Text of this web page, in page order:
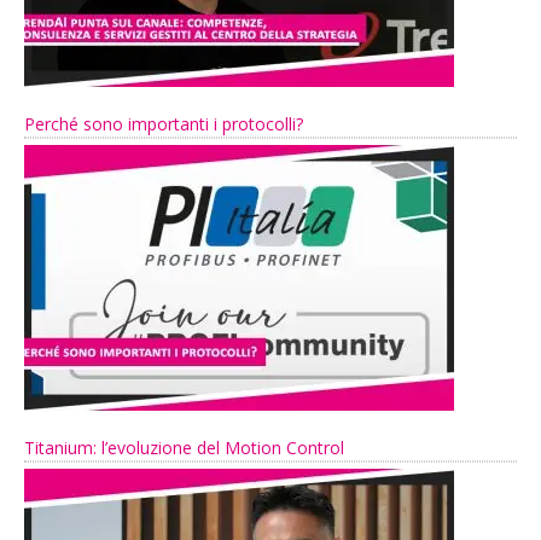
Perché sono importanti i protocolli?
Titanium: l’evoluzione del Motion Control